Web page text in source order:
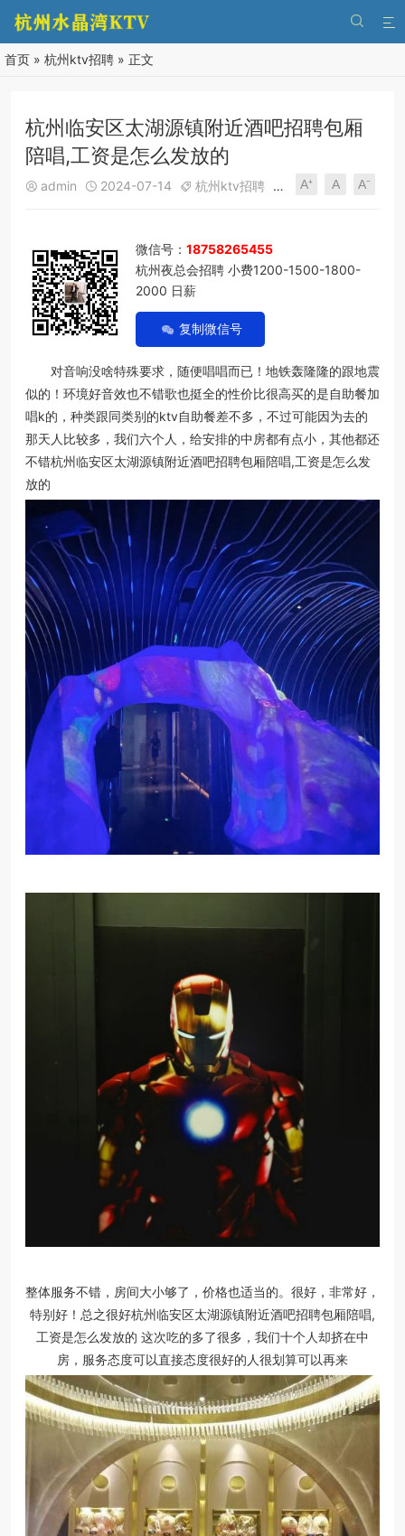


首页 » 杭州ktv招聘 » 正文
杭州临安区太湖源镇附近酒吧招聘包厢
陪唱,工资是怎么发放的
 admin  2024-07-14  杭州ktv招聘  374 0
A⁺ A A⁻
微信号： 18758265455
杭州夜总会招聘 小费1200-1500-1800-
2000 日薪
复制微信号
对音响没啥特殊要求，随便唱唱而已！地铁轰隆隆的跟地震
似的！环境好音效也不错歌也挺全的性价比很高买的是自助餐加
唱k的，种类跟同类别的ktv自助餐差不多，不过可能因为去的
那天人比较多，我们六个人，给安排的中房都有点小，其他都还
不错杭州临安区太湖源镇附近酒吧招聘包厢陪唱,工资是怎么发
放的
整体服务不错，房间大小够了，价格也适当的。很好，非常好，
特别好！总之很好杭州临安区太湖源镇附近酒吧招聘包厢陪唱,
工资是怎么发放的 这次吃的多了很多，我们十个人却挤在中
房，服务态度可以直接态度很好的人很划算可以再来